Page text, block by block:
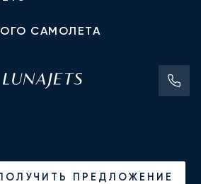
САМОЛЕТА
ПРЕДЛОЖЕНИЕ